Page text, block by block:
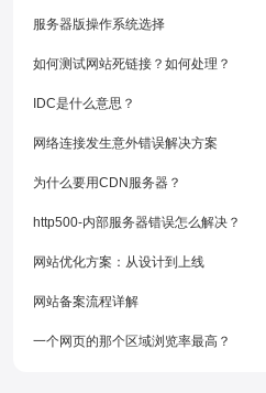
服务器版操作系统选择
如何测试网站死链接？如何处理？
IDC是什么意思？
网络连接发生意外错误解决方案
为什么要用CDN服务器？
http500-内部服务器错误怎么解决？
网站优化方案：从设计到上线
网站备案流程详解
一个网页的那个区域浏览率最高？